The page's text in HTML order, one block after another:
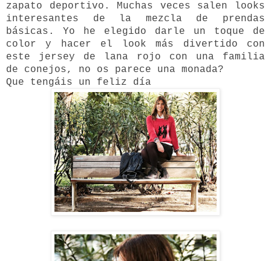
zapato deportivo. Muchas veces salen looks
interesantes de la mezcla de prendas
básicas. Yo he elegido darle un toque de
color y hacer el look más divertido con
este jersey de lana rojo con una familia
de conejos, no os parece una monada?
Que tengáis un feliz día